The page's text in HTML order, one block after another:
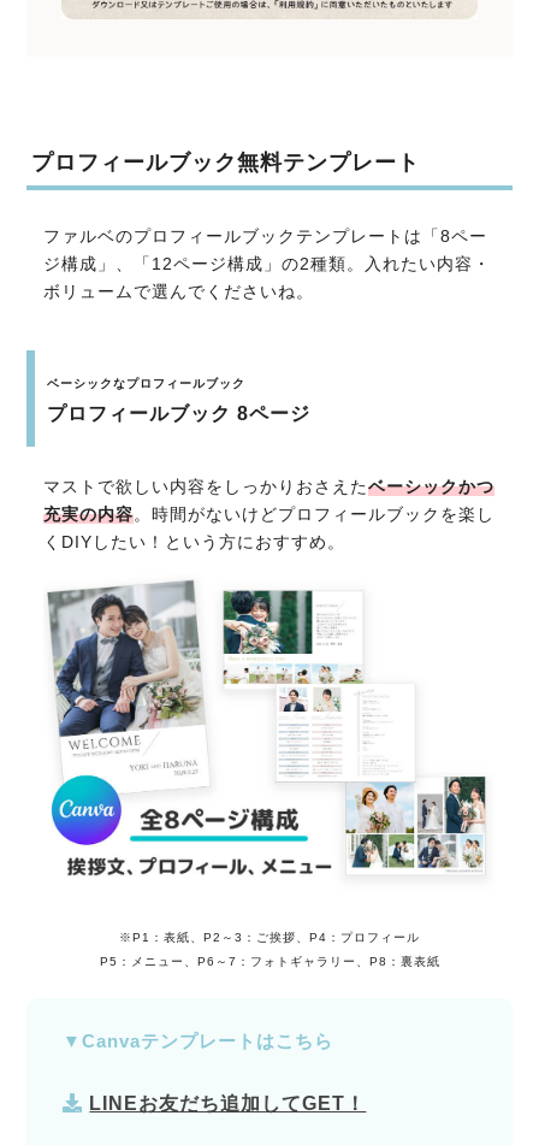
プロフィールブック無料テンプレート
ファルベのプロフィールブックテンプレートは「8ペー
ジ構成」、「12ページ構成」の2種類。入れたい内容・
ボリュームで選んでくださいね。
ベーシックなプロフィールブック
プロフィールブック 8ページ
マストで欲しい内容をしっかりおさえたベーシックかつ
充実の内容。時間がないけどプロフィールブックを楽し
くDIYしたい！という方におすすめ。
※P1：表紙、P2～3：ご挨拶、P4：プロフィール
P5：メニュー、P6～7：フォトギャラリー、P8：裏表紙
▼Canvaテンプレートはこちら
LINEお友だち追加してGET！